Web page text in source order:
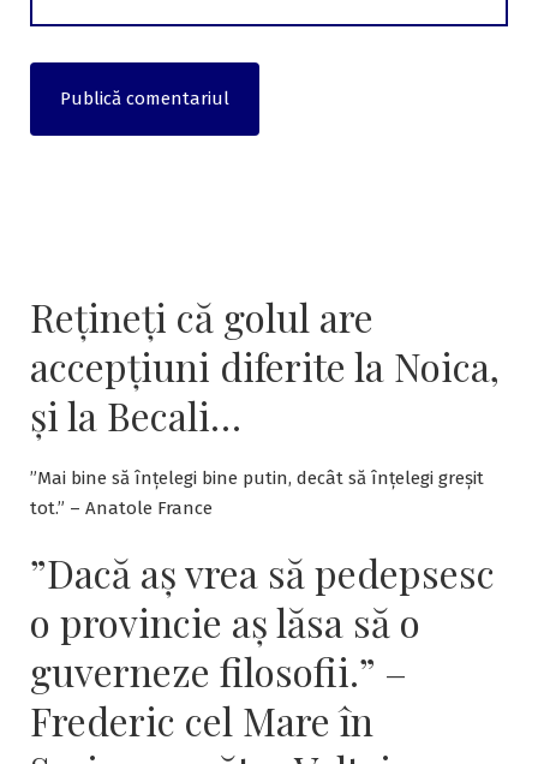
Rețineți că golul are
accepțiuni diferite la Noica,
și la Becali…
”Mai bine să înțelegi bine putin, decât să înțelegi greșit
tot.” – Anatole France
”Dacă aş vrea să pedepsesc
o provincie aş lăsa să o
guverneze filosofii.” –
Frederic cel Mare în